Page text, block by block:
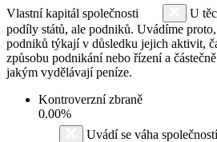
Vlastní kapitál společnosti
U
podíly států, ale podniků. Uvádíme
podniků týkají v důsledku jejich aktivit,
způsobu podnikání nebo řízení a
jakým vydělávají peníze.
Kontroverzní zbraně
0.00%
Uvádí se váha